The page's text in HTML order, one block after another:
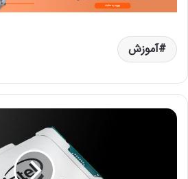
آموزش